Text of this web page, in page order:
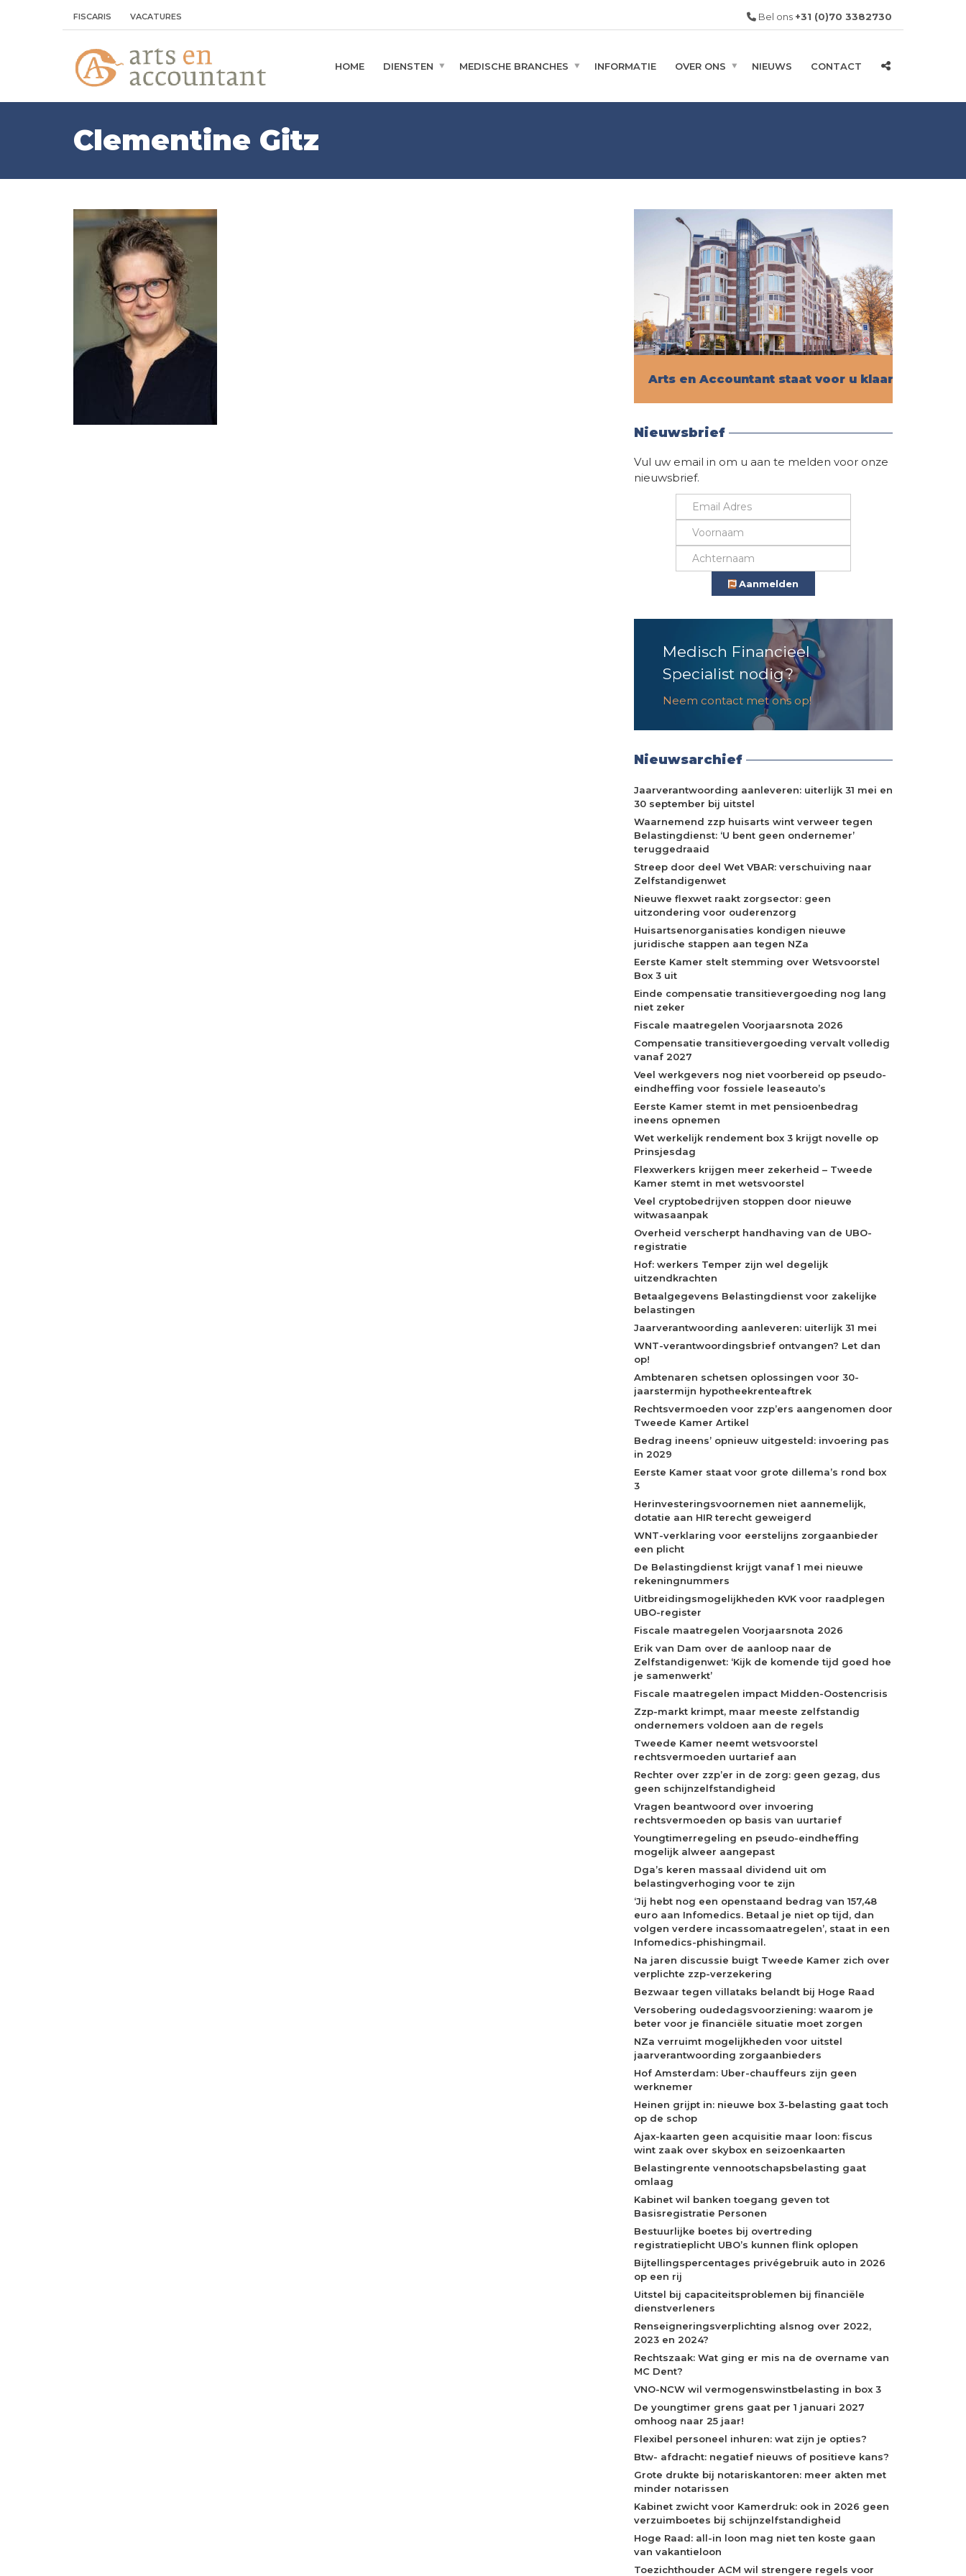
FISCARIS VACATURES Bel ons +31 (0)70 3382730
HOME DIENSTEN MEDISCHE BRANCHES INFORMATIE OVER ONS NIEUWS CONTACT
Clementine Gitz
Arts en Accountant staat voor u klaar!
Nieuwsbrief
Vul uw email in om u aan te melden voor onze
nieuwsbrief.
Aanmelden
Medisch Financieel
Specialist nodig?
Neem contact met ons op!
Nieuwsarchief
Jaarverantwoording aanleveren: uiterlijk 31 mei en
30 september bij uitstel
Waarnemend zzp huisarts wint verweer tegen
Belastingdienst: ‘U bent geen ondernemer’
teruggedraaid
Streep door deel Wet VBAR: verschuiving naar
Zelfstandigenwet
Nieuwe flexwet raakt zorgsector: geen
uitzondering voor ouderenzorg
Huisartsenorganisaties kondigen nieuwe
juridische stappen aan tegen NZa
Eerste Kamer stelt stemming over Wetsvoorstel
Box 3 uit
Einde compensatie transitievergoeding nog lang
niet zeker
Fiscale maatregelen Voorjaarsnota 2026
Compensatie transitievergoeding vervalt volledig
vanaf 2027
Veel werkgevers nog niet voorbereid op pseudo-
eindheffing voor fossiele leaseauto’s
Eerste Kamer stemt in met pensioenbedrag
ineens opnemen
Wet werkelijk rendement box 3 krijgt novelle op
Prinsjesdag
Flexwerkers krijgen meer zekerheid – Tweede
Kamer stemt in met wetsvoorstel
Veel cryptobedrijven stoppen door nieuwe
witwasaanpak
Overheid verscherpt handhaving van de UBO-
registratie
Hof: werkers Temper zijn wel degelijk
uitzendkrachten
Betaalgegevens Belastingdienst voor zakelijke
belastingen
Jaarverantwoording aanleveren: uiterlijk 31 mei
WNT-verantwoordingsbrief ontvangen? Let dan
op!
Ambtenaren schetsen oplossingen voor 30-
jaarstermijn hypotheekrenteaftrek
Rechtsvermoeden voor zzp’ers aangenomen door
Tweede Kamer Artikel
Bedrag ineens’ opnieuw uitgesteld: invoering pas
in 2029
Eerste Kamer staat voor grote dillema’s rond box
3
Herinvesteringsvoornemen niet aannemelijk,
dotatie aan HIR terecht geweigerd
WNT-verklaring voor eerstelijns zorgaanbieder
een plicht
De Belastingdienst krijgt vanaf 1 mei nieuwe
rekeningnummers
Uitbreidingsmogelijkheden KVK voor raadplegen
UBO-register
Fiscale maatregelen Voorjaarsnota 2026
Erik van Dam over de aanloop naar de
Zelfstandigenwet: ‘Kijk de komende tijd goed hoe
je samenwerkt’
Fiscale maatregelen impact Midden-Oostencrisis
Zzp-markt krimpt, maar meeste zelfstandig
ondernemers voldoen aan de regels
Tweede Kamer neemt wetsvoorstel
rechtsvermoeden uurtarief aan
Rechter over zzp’er in de zorg: geen gezag, dus
geen schijnzelfstandigheid
Vragen beantwoord over invoering
rechtsvermoeden op basis van uurtarief
Youngtimerregeling en pseudo-eindheffing
mogelijk alweer aangepast
Dga’s keren massaal dividend uit om
belastingverhoging voor te zijn
‘Jij hebt nog een openstaand bedrag van 157,48
euro aan Infomedics. Betaal je niet op tijd, dan
volgen verdere incassomaatregelen’, staat in een
Infomedics-phishingmail.
Na jaren discussie buigt Tweede Kamer zich over
verplichte zzp-verzekering
Bezwaar tegen villataks belandt bij Hoge Raad
Versobering oudedagsvoorziening: waarom je
beter voor je financiële situatie moet zorgen
NZa verruimt mogelijkheden voor uitstel
jaarverantwoording zorgaanbieders
Hof Amsterdam: Uber-chauffeurs zijn geen
werknemer
Heinen grijpt in: nieuwe box 3-belasting gaat toch
op de schop
Ajax-kaarten geen acquisitie maar loon: fiscus
wint zaak over skybox en seizoenkaarten
Belastingrente vennootschapsbelasting gaat
omlaag
Kabinet wil banken toegang geven tot
Basisregistratie Personen
Bestuurlijke boetes bij overtreding
registratieplicht UBO’s kunnen flink oplopen
Bijtellingspercentages privégebruik auto in 2026
op een rij
Uitstel bij capaciteitsproblemen bij financiële
dienstverleners
Renseigneringsverplichting alsnog over 2022,
2023 en 2024?
Rechtszaak: Wat ging er mis na de overname van
MC Dent?
VNO-NCW wil vermogenswinstbelasting in box 3
De youngtimer grens gaat per 1 januari 2027
omhoog naar 25 jaar!
Flexibel personeel inhuren: wat zijn je opties?
Btw- afdracht: negatief nieuws of positieve kans?
Grote drukte bij notariskantoren: meer akten met
minder notarissen
Kabinet zwicht voor Kamerdruk: ook in 2026 geen
verzuimboetes bij schijnzelfstandigheid
Hoge Raad: all-in loon mag niet ten koste gaan
van vakantieloon
Toezichthouder ACM wil strengere regels voor